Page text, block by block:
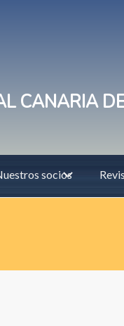
CANARIA
socios